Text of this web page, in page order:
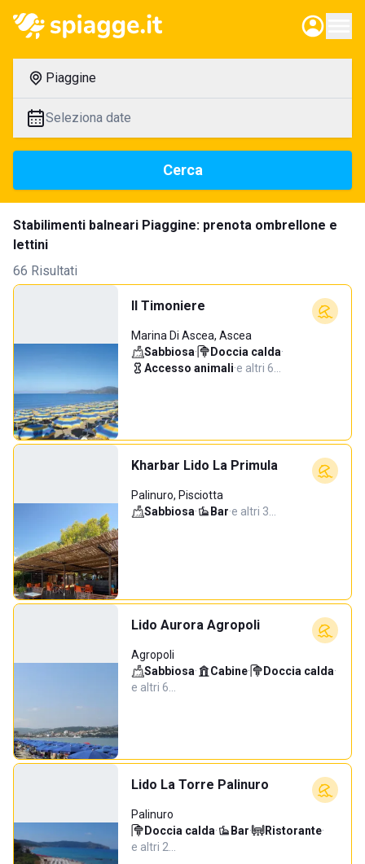
Piaggine
Seleziona date
Cerca
Stabilimenti balneari Piaggine: prenota ombrellone e
lettini
66 Risultati
Il Timoniere
Marina Di Ascea, Ascea
Sabbiosa· Doccia calda·
Accesso animali·e altri 6…
Kharbar Lido La Primula
Palinuro, Pisciotta
Sabbiosa· Bar·e altri 3…
Lido Aurora Agropoli
Agropoli
Sabbiosa· Cabine· Doccia calda·
e altri 6…
Lido La Torre Palinuro
Palinuro
Doccia calda· Bar· Ristorante·
e altri 2…